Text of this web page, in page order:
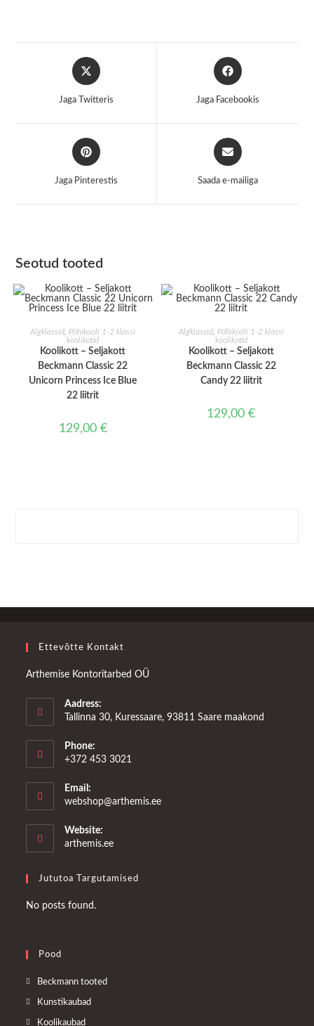
Opens
in
Jaga Twitteris
Opens
in
Jaga Facebookis
Opens
in
Jaga Pinterestis
Opens
in
Saada e-mailiga
Seotud tooted
LISA KORVI
Algklassid, Põhikooli 1-2 klassi
koolikotid
Koolikott – Seljakott
Beckmann Classic 22
Unicorn Princess Ice Blue
22 liitrit
129,00 €
LISA KORVI
Algklassid, Põhikooli 1-2 klassi
koolikotid
Koolikott – Seljakott
Beckmann Classic 22
Candy 22 liitrit
129,00€
Ettevõtte Kontakt
Arthemise Kontoritarbed OÜ
Aadress:
Tallinna 30, Kuressaare, 93811 Saare maakond
Phone:
+372 453 3021
Email:
webshop@arthemis.eeOpens
Website:
arthemis.ee
Jututoa Targutamised
No posts found.
Pood
Beckmann tooted
Kunstikaubad
Koolikaubad